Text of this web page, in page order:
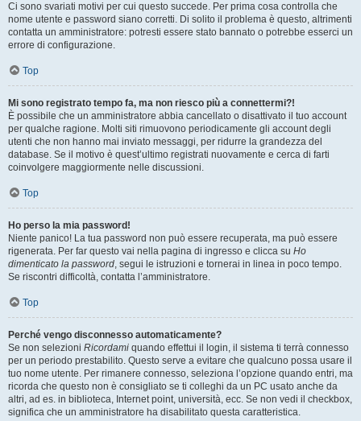
Ci sono svariati motivi per cui questo succede. Per prima cosa controlla che
nome utente e password siano corretti. Di solito il problema è questo, altrimenti
contatta un amministratore: potresti essere stato bannato o potrebbe esserci un
errore di configurazione.
Top
Mi sono registrato tempo fa, ma non riesco più a connettermi?!
È possibile che un amministratore abbia cancellato o disattivato il tuo account
per qualche ragione. Molti siti rimuovono periodicamente gli account degli
utenti che non hanno mai inviato messaggi, per ridurre la grandezza del
database. Se il motivo è quest’ultimo registrati nuovamente e cerca di farti
coinvolgere maggiormente nelle discussioni.
Top
Ho perso la mia password!
Niente panico! La tua password non può essere recuperata, ma può essere
rigenerata. Per far questo vai nella pagina di ingresso e clicca su Ho
dimenticato la password, segui le istruzioni e tornerai in linea in poco tempo.
Se riscontri difficoltà, contatta l’amministratore.
Top
Perché vengo disconnesso automaticamente?
Se non selezioni Ricordami quando effettui il login, il sistema ti terrà connesso
per un periodo prestabilito. Questo serve a evitare che qualcuno possa usare il
tuo nome utente. Per rimanere connesso, seleziona l’opzione quando entri, ma
ricorda che questo non è consigliato se ti colleghi da un PC usato anche da
altri, ad es. in biblioteca, Internet point, università, ecc. Se non vedi il checkbox,
significa che un amministratore ha disabilitato questa caratteristica.